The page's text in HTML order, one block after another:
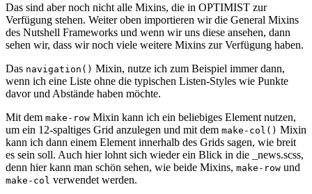
Das sind aber noch nicht alle Mixins, die in OPTIMIST zur
Verfügung stehen. Weiter oben importieren wir die General Mixins
des Nutshell Frameworks und wenn wir uns diese ansehen, dann
sehen wir, dass wir noch viele weitere Mixins zur Verfügung haben.
Das navigation() Mixin, nutze ich zum Beispiel immer dann,
wenn ich eine Liste ohne die typischen Listen-Styles wie Punkte
davor und Abstände haben möchte.
Mit dem make-row Mixin kann ich ein beliebiges Element nutzen,
um ein 12-spaltiges Grid anzulegen und mit dem make-col() Mixin
kann ich dann einem Element innerhalb des Grids sagen, wie breit
es sein soll. Auch hier lohnt sich wieder ein Blick in die _news.scss,
denn hier kann man schön sehen, wie beide Mixins, make-row und
make-col verwendet werden.